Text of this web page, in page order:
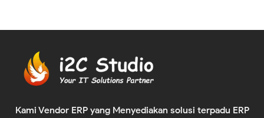
Kami Vendor ERP yang Menyediakan solusi terpadu ERP